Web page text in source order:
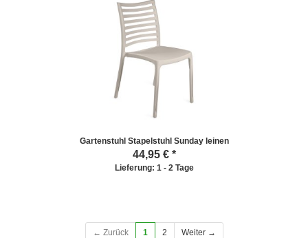
Gartenstuhl Stapelstuhl Sunday leinen
44,95€ *
Lieferung: 1 - 2 Tage
← Zurück 1 2 Weiter →